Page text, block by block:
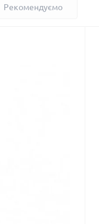
Рекомендуємо